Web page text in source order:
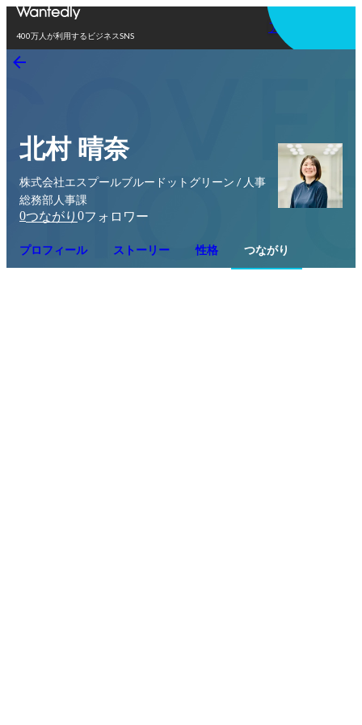
400万人が利用するビジネスSNS
アプリを使う
北村 晴奈
株式会社エスプールブルードットグリーン / 人事
総務部人事課
0つながり 0フォロワー
プロフィール ストーリー 性格 つながり